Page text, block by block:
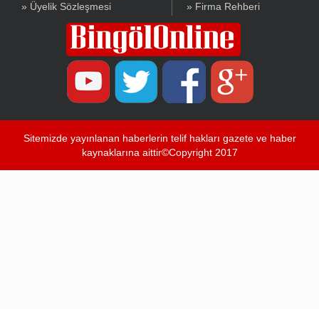
» Üyelik Sözleşmesi
» Firma Rehberi
Sitemizde yayınlanan haberlerin telif hakları gazete ve haber
kaynaklarına aittir©Copyright 2017